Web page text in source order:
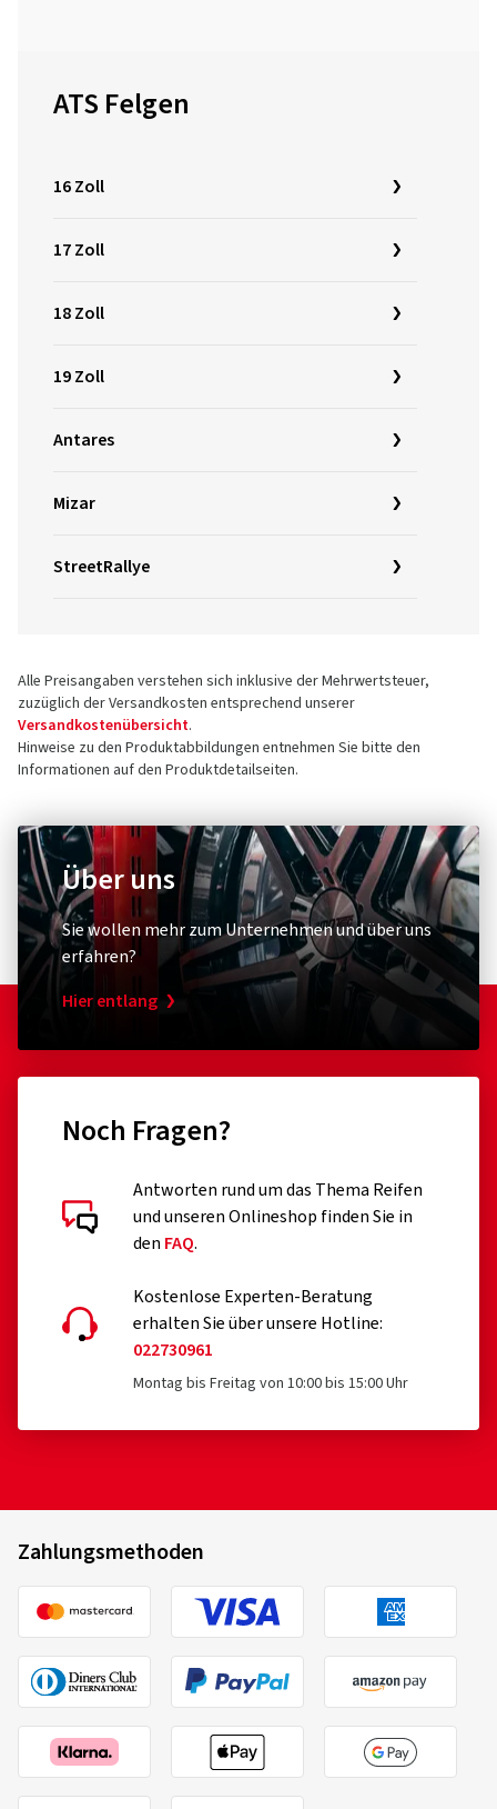
ATS Felgen
16 Zoll
17 Zoll
18 Zoll
19 Zoll
Antares
Mizar
StreetRallye
Alle Preisangaben verstehen sich inklusive der Mehrwertsteuer,
zuzüglich der Versandkosten entsprechend unserer
Versandkostenübersicht.
Hinweise zu den Produktabbildungen entnehmen Sie bitte den
Informationen auf den Produktdetailseiten.
Über uns
Sie wollen mehr zum Unternehmen und über uns
erfahren?
Hier entlang
Noch Fragen?
Antworten rund um das Thema Reifen
und unseren Onlineshop finden Sie in
den FAQ.
Kostenlose Experten-Beratung
erhalten Sie über unsere Hotline:
022730961
Montag bis Freitag von 10:00 bis 15:00 Uhr
Zahlungsmethoden